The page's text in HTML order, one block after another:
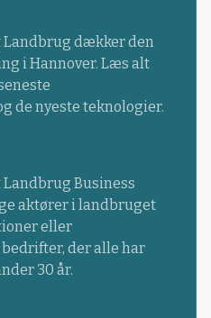
Landbrug dækker den
i Hannover. Læs alt
de nyeste teknologier.
Business
aktører i landbruget
eller
der alle har
30 år.